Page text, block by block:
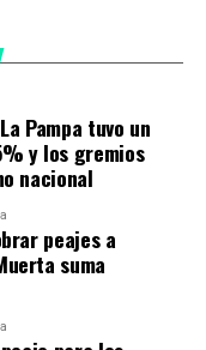
de Twitter, se
a tomar un café
camas elásticas
volvimos a
policía hacía 45′
Pampa tuvo un
y los gremios
nacional
peajes a
suma